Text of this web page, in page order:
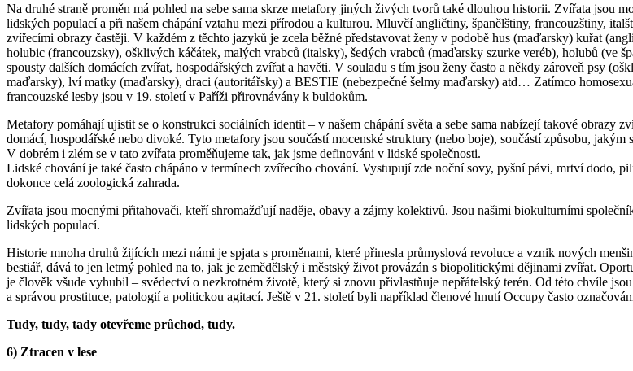
Na druhé straně proměn má pohled na sebe sama skrze metafory jiných živých tvorů také dlouhou historii. Zvířata
lidských populací a při našem chápání vztahu mezi přírodou a kulturou. Mluvčí angličtiny, španělštiny, francouzštiny,
zvířecími obrazy častěji. V každém z těchto jazyků je zcela běžné představovat ženy v podobě hus (maďarsky) kuřat
holubic (francouzsky), ošklivých káčátek, malých vrabců (italsky), šedých vrabců (maďarsky szurke veréb), holubů (ve
spousty dalších domácích zvířat, hospodářských zvířat a havěti. V souladu s tím jsou ženy často a někdy zároveň psy
maďarsky), lví matky (maďarsky), draci (autoritářsky) a BESTIE (nebezpečné šelmy maďarsky) atd… Zatímco
francouzské lesby jsou v 19. století v Paříži přirovnávány k buldokům.
Metafory pomáhají ujistit se o konstrukci sociálních identit – v našem chápání světa a sebe sama nabízejí takové obrazy
domácí, hospodářské nebo divoké. Tyto metafory jsou součástí mocenské struktury (nebo boje), součástí způsobu,
V dobrém i zlém se v tato zvířata proměňujeme tak, jak jsme definováni v lidské společnosti.
Lidské chování je také často chápáno v termínech zvířecího chování. Vystupují zde noční sovy, pyšní pávi, mrtví dodo,
dokonce celá zoologická zahrada.
Zvířata jsou mocnými přitahovači, kteří shromažďují naděje, obavy a zájmy kolektivů. Jsou našimi biokulturními
lidských populací.
Historie mnoha druhů žijících mezi námi je spjata s proměnami, které přinesla průmyslová revoluce a vznik nových
bestiář, dává to jen letmý pohled na to, jak je zemědělský i městský život provázán s biopolitickými dějinami zvířat.
je člověk všude vyhubil – svědectví o nezkrotném životě, který si znovu přivlastňuje nepřátelský terén. Od této chvíle
a správou prostituce, patologií a politickou agitací. Ještě v 21. století byli například členové hnutí Occupy často
Tudy, tudy, tady otevřeme průchod, tudy.
6) Ztracen v lese